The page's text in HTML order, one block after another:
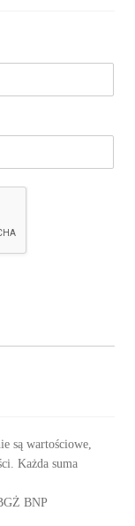
są wartościowe,
Każda suma
BNP